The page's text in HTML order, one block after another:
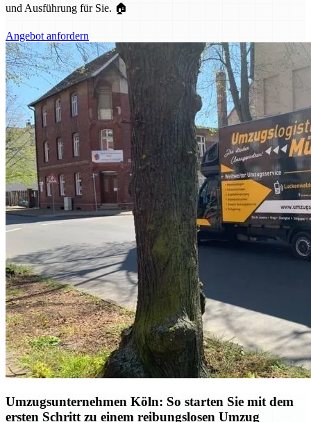
und Ausführung für Sie. 🏠
Angebot anfordern
Umzugsunternehmen Köln: So starten Sie mit dem
ersten Schritt zu einem reibungslosen Umzug